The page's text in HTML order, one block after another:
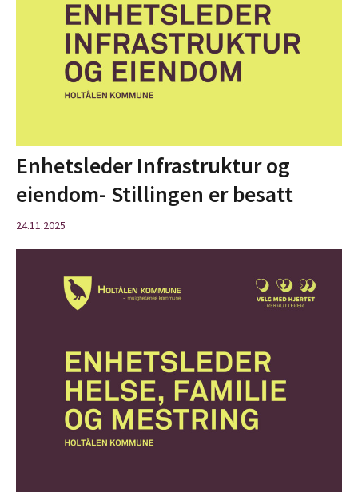
Enhetsleder Infrastruktur og
eiendom- Stillingen er besatt
24.11.2025